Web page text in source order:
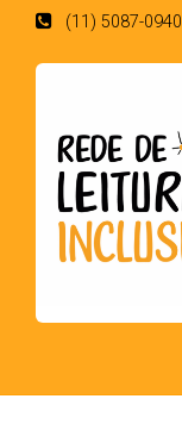
(11) 5087-0940